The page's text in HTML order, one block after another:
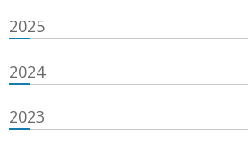
2025
2024
2023